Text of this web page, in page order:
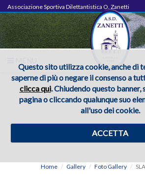
Questo sito utilizza cookie, anche di
saperne di più o negare il consenso a
clicca qui. Chiudendo questo banner,
pagina o cliccando qualunque suo
all'uso dei cookie.
ACCETTA
Associazione Sportiva Dilettantistica O. Zanetti
Home Gallery Foto Gallery